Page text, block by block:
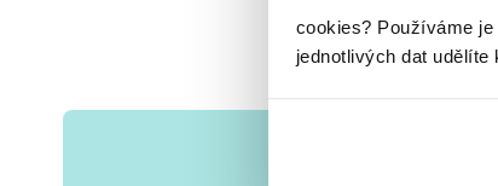
cookies? Používáme
jednotlivých dat udělíte